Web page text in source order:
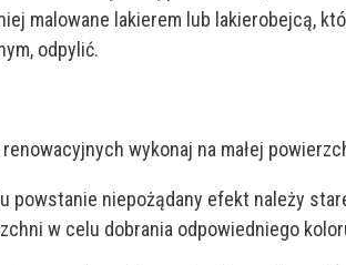
malowane lakierem lub lakierobejcą,
odpylić.
wykonaj na małej
powstanie niepożądany efekt należy
w celu dobrania odpowiedniego